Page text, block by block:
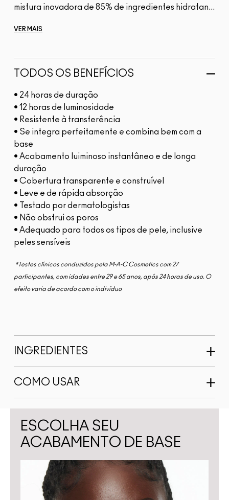
mistura inovadora de 85% de ingredientes hidratan...
VER MAIS
TODOS OS BENEFÍCIOS
• 24 horas de duração
• 12 horas de luminosidade
• Resistente à transferência
• Se integra perfeitamente e combina bem com a
base
• Acabamento luiminoso instantâneo e de longa
duração
• Cobertura transparente e construível
• Leve e de rápida absorção
• Testado por dermatologistas
• Não obstrui os poros
• Adequado para todos os tipos de pele, inclusive
peles sensíveis
*Testes clínicos conduzidos pela M-A-C Cosmetics com 27
participantes, com idades entre 29 e 65 anos, após 24 horas de uso. O
efeito varia de acordo com o indivíduo
INGREDIENTES
COMO USAR
ESCOLHA SEU
ACABAMENTO DE BASE